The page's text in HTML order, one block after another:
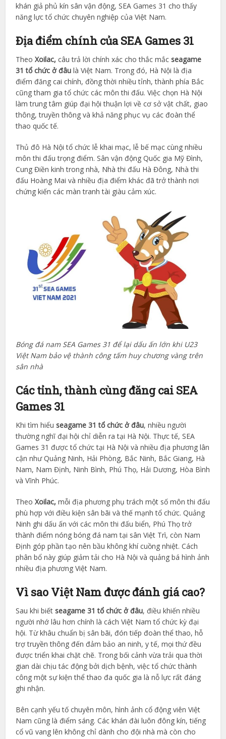
khán giả phủ kín sân vận động, SEA Games 31 cho thấy
năng lực tổ chức chuyên nghiệp của Việt Nam.
Địa điểm chính của SEA Games 31
TheoXoilac,câu trả lời chính xác cho thắc mắcseagame
31 tổ chức ở đâu là Việt Nam. Trong đó, Hà Nội là địa
điểm đăng cai chính, đồng thời nhiều tỉnh, thành phía Bắc
cũng tham gia tổ chức các môn thi đấu. Việc chọn Hà Nội
làm trung tâm giúp đại hội thuận lợi về cơ sở vật chất, giao
thông, truyền thông và khả năng phục vụ các đoàn thể
thao quốc tế.
Thủ đô Hà Nội tổ chức lễ khai mạc, lễ bế mạc cùng nhiều
môn thi đấu trọng điểm. Sân vận động Quốc gia Mỹ Đình,
Cung Điền kinh trong nhà, Nhà thi đấu Hà Đông, Nhà thi
đấu Hoàng Mai và nhiều địa điểm khác đã trở thành nơi
chứng kiến các màn tranh tài giàu cảm xúc.
Bóng đá nam SEA Games 31 để lại dấu ấn lớn khi U23
Việt Nam bảo vệ thành công tấm huy chương vàng trên
sân nhà
Các tỉnh, thành cùng đăng cai SEA
Games 31
Khi tìm hiểuseagame 31 tổ chức ở đâu, nhiều người
thường nghĩ đại hội chỉ diễn ra tại Hà Nội. Thực tế, SEA
Games 31 được tổ chức tại Hà Nội và nhiều địa phương lân
cận như Quảng Ninh, Hải Phòng, Bắc Ninh, Bắc Giang, Hà
Nam, Nam Định, Ninh Bình, Phú Thọ, Hải Dương, Hòa Bình
và Vĩnh Phúc.
TheoXoilac,mỗi địa phương phụ trách một số môn thi đấu
phù hợp với điều kiện sân bãi và thế mạnh tổ chức. Quảng
Ninh ghi dấu ấn với các môn thi đấu biển, Phú Thọ trở
thành điểm nóng bóng đá nam tại sân Việt Trì, còn Nam
Định góp phần tạo nên bầu không khí cuồng nhiệt. Cách
phân bổ này giúp giảm tải cho Hà Nội và quảng bá hình ảnh
nhiều địa phương Việt Nam.
Vì sao Việt Nam được đánh giá cao?
Sau khi biếtseagame 31 tổ chức ở đâu, điều khiến nhiều
người nhớ lâu hơn chính là cách Việt Nam tổ chức kỳ đại
hội. Từ khâu chuẩn bị sân bãi, đón tiếp đoàn thể thao, hỗ
trợ truyền thông đến đảm bảo an ninh, y tế, mọi thứ đều
được triển khai chặt chẽ. Trong bối cảnh vừa trải qua thời
gian dài chịu tác động bởi dịch bệnh, việc tổ chức thành
công một sự kiện thể thao đa quốc gia là nỗ lực rất đáng
ghi nhận.
Bên cạnh yếu tố chuyên môn, hình ảnh cổ động viên Việt
Nam cũng là điểm sáng. Các khán đài luôn đông kín, tiếng
cổ vũ vang lên không chỉ dành cho đội nhà mà còn cho